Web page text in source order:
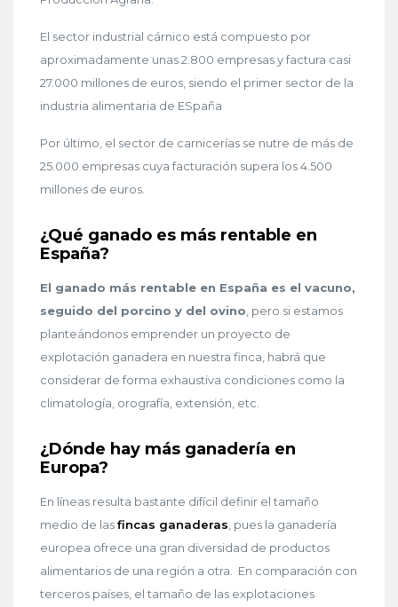
El sector industrial cárnico está compuesto por
aproximadamente unas 2.800 empresas y factura casi
27.000 millones de euros, siendo el primer sector de la
industria alimentaria de ESpaña
Por último, el sector de carnicerías se nutre de más de
25.000 empresas cuya facturación supera los 4.500
millones de euros.
¿Qué ganado es más rentable en
España?
El ganado más rentable en España es el vacuno,
seguido del porcino y del ovino , pero si estamos
planteándonos emprender un proyecto de
explotación ganadera en nuestra finca, habrá que
considerar de forma exhaustiva condiciones como la
climatología, orografía, extensión, etc.
¿Dónde hay más ganadería en
Europa?
En líneas resulta bastante difícil definir el tamaño
medio de lasfincas ganaderas , pues la ganadería
europea ofrece una gran diversidad de productos
alimentarios de una región a otra. En comparación con
terceros países, el tamaño de las explotaciones